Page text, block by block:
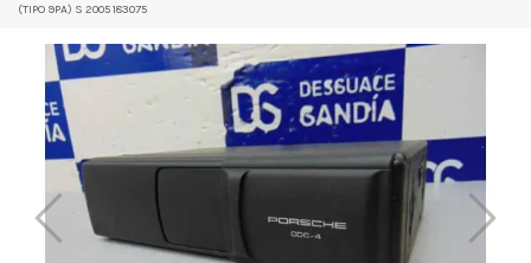
(TIPO 9PA) S 2005 183075